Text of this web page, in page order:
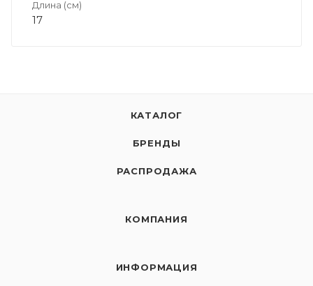
Длина (см)
17
КАТАЛОГ
БРЕНДЫ
РАСПРОДАЖА
КОМПАНИЯ
ИНФОРМАЦИЯ